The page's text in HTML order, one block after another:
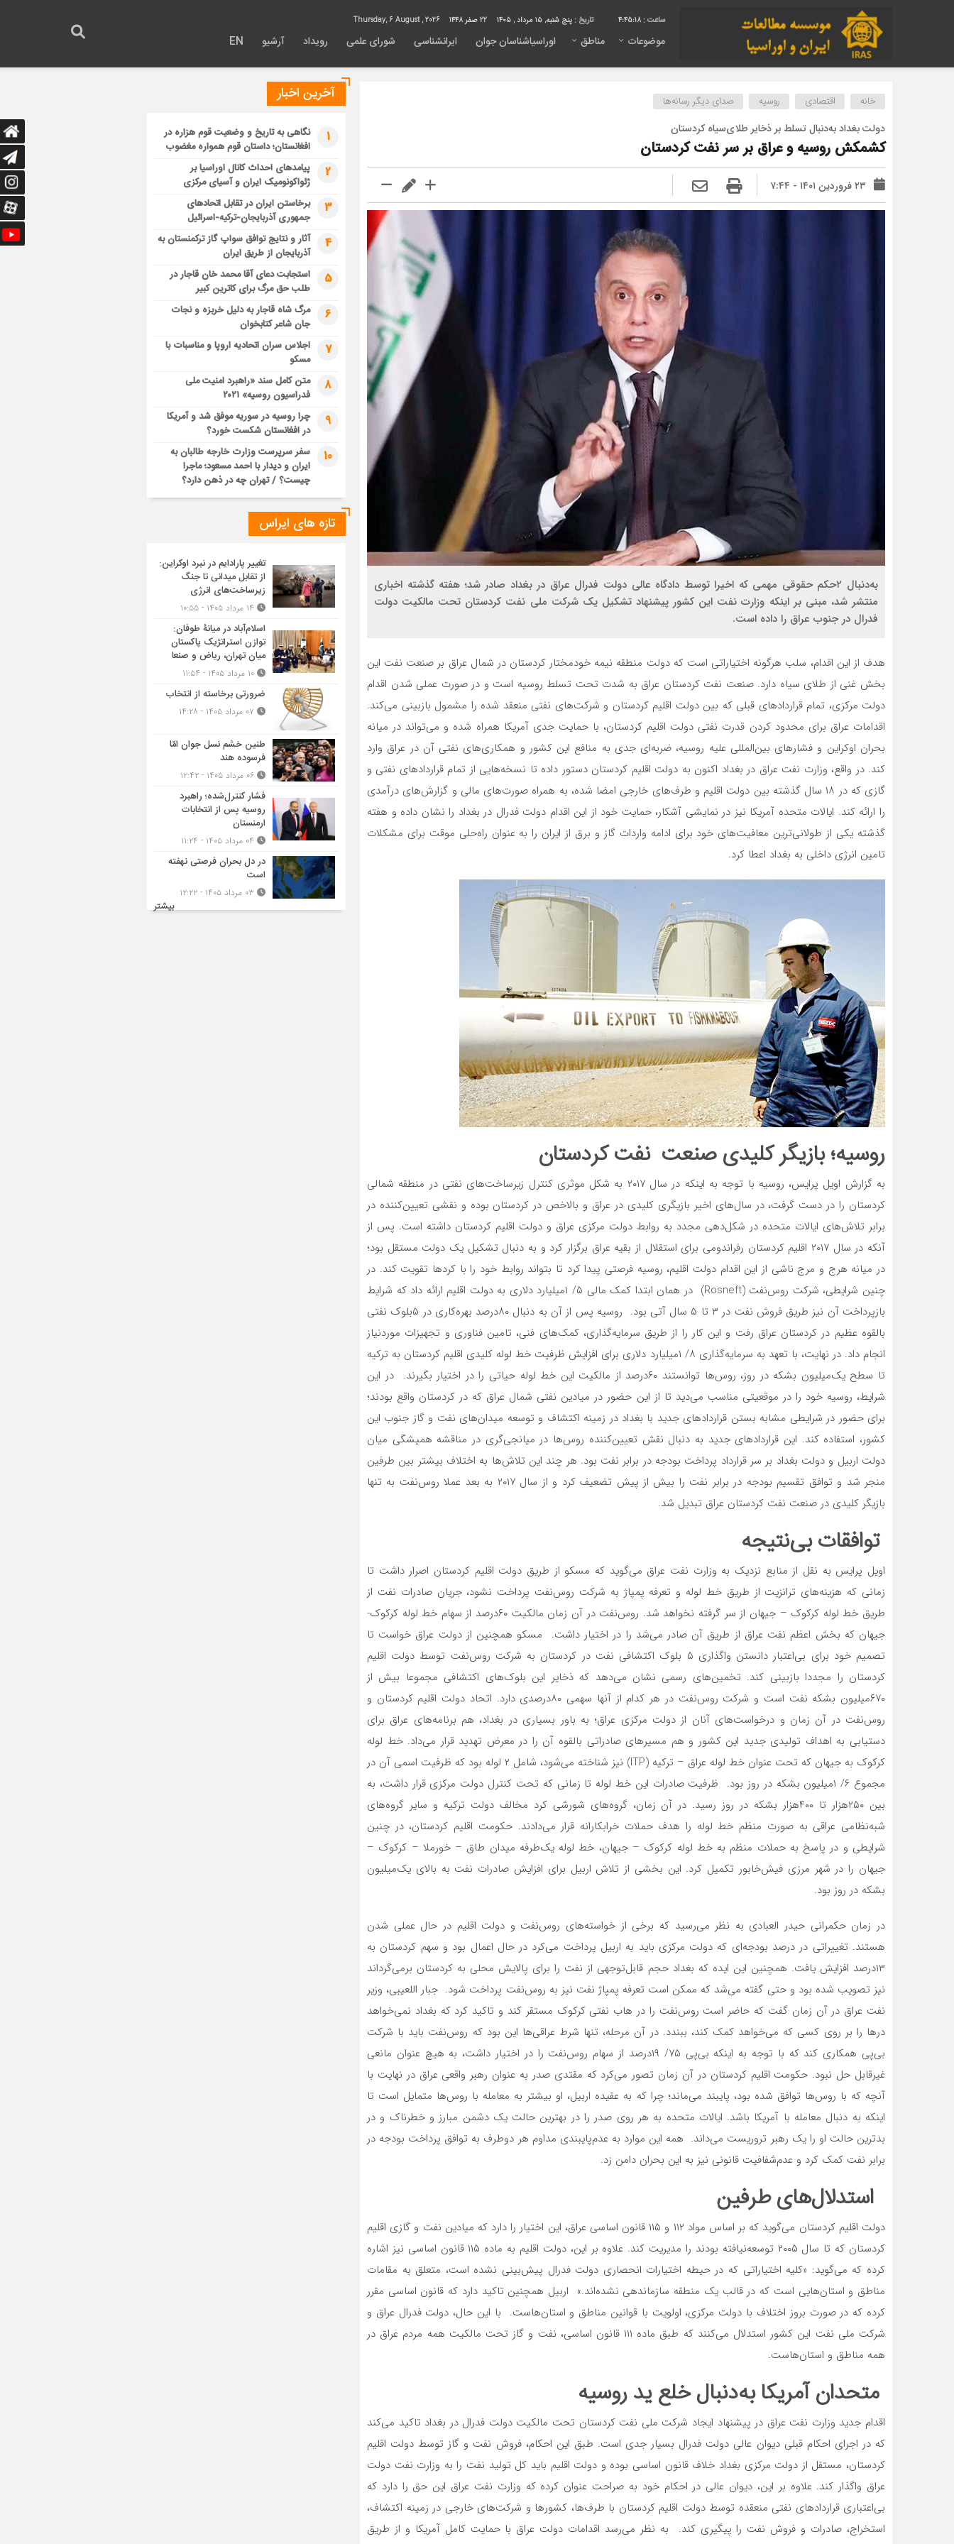
4:45:19 تاریخ : پنج شنبه, ۱۵ مرداد , ۱۴۰۵ 22 صفر 1448
موضوعات مناطق اوراسیاشناسان جوان ایرانشناسی شورای علمی رویداد آرشیو EN
خانه اقتصادی روسیه صدای دیگر رسانه‌ها
دولت بغداد به‌دنبال تسلط بر ذخایر طلای‌سیاه کردستان
کشمکش روسیه و عراق بر سر نفت کردستان
۲۳ فروردین ۱۴۰۱ - ۷:۴۴
به‌دنبال ۲حکم حقوقی مهمی که اخیرا توسط دادگاه عالی دولت فدرال عراق در بغداد صادر شد؛ هفته گذشته اخباری
منتشر شد، مبنی بر اینکه وزارت نفت این کشور پیشنهاد تشکیل یک شرکت ملی نفت کردستان تحت مالکیت دولت
فدرال در جنوب عراق را داده است.
هدف از این اقدام، سلب هرگونه اختیاراتی است که دولت منطقه نیمه خودمختار کردستان در شمال عراق بر صنعت نفت این
بخش غنی از طلای سیاه دارد. صنعت نفت کردستان عراق به شدت تحت تسلط روسیه است و در صورت عملی شدن اقدام
دولت مرکزی، تمام قراردادهای قبلی که بین دولت اقلیم کردستان و شرکت‌های نفتی منعقد شده را مشمول بازبینی می‌کند.
اقدامات عراق برای محدود کردن قدرت نفتی دولت اقلیم کردستان، با حمایت جدی آمریکا همراه شده و می‌تواند در میانه
بحران اوکراین و فشارهای بین‌المللی علیه روسیه، ضربه‌‌‌ای جدی به منافع این کشور و همکاری‌‌‌های نفتی آن در عراق وارد
کند. در واقع، وزارت نفت عراق در بغداد اکنون به دولت اقلیم کردستان دستور داده تا نسخه‌‌‌هایی از تمام قراردادهای نفتی و
گازی که در ۱۸ سال گذشته بین دولت اقلیم و طرف‌‌‌های خارجی امضا شده، به همراه صورت‌های مالی و گزارش‌های درآمدی
را ارائه کند. ایالات متحده آمریکا نیز در نمایشی آشکار، حمایت خود از این اقدام دولت فدرال در بغداد را نشان داده و هفته
گذشته یکی از طولانی‌‌‌ترین معافیت‌‌‌های خود برای ادامه واردات گاز و برق از ایران را به عنوان راه‌حلی موقت برای مشکلات
تامین انرژی داخلی به بغداد اعطا کرد.
روسیه؛ بازیگر کلیدی صنعت نفت کردستان
به گزارش اویل پرایس، روسیه با توجه به اینکه در سال ۲۰۱۷ به شکل موثری کنترل زیرساخت‌‌‌های نفتی در منطقه شمالی
کردستان را در دست گرفت، در سال‌های اخیر بازیگری کلیدی در عراق و بالاخص در کردستان بوده و نقشی تعیین‌کننده در
برابر تلاش‌‌‌های ایالات متحده در شکل‌دهی مجدد به روابط دولت مرکزی عراق و دولت اقلیم کردستان داشته است. پس از
آنکه در سال ۲۰۱۷ اقلیم کردستان رفراندومی برای استقلال از بقیه عراق برگزار کرد و به دنبال تشکیل یک دولت مستقل بود؛
در میانه هرج و مرج ناشی از این اقدام دولت اقلیم، روسیه فرصتی پیدا کرد تا بتواند روابط خود را با کردها تقویت کند. در
چنین شرایطی، شرکت روس‌‌‌نفت (Rosneft) در همان ابتدا کمک مالی ۵/ ۱‌میلیارد دلاری به دولت اقلیم ارائه داد که شرایط
بازپرداخت آن نیز طریق فروش نفت در ۳ تا ۵ سال آتی بود. روسیه پس از آن به دنبال ۸۰‌درصد بهره‌کاری در ۵بلوک نفتی
بالقوه عظیم در کردستان عراق رفت و این کار را از طریق سرمایه‌گذاری، کمک‌‌‌های فنی، تامین فناوری و تجهیزات موردنیاز
انجام داد. در نهایت، با تعهد به سرمایه‌گذاری ۸/ ۱‌میلیارد دلاری برای افزایش ظرفیت خط لوله کلیدی اقلیم کردستان به ترکیه
تا سطح یک‌میلیون بشکه در روز، روس‌‌‌ها توانستند ۶۰‌درصد از مالکیت این خط لوله حیاتی را در اختیار بگیرند. در این
شرایط، روسیه خود را در موقعیتی مناسب می‌‌‌دید تا از این حضور در میادین نفتی شمال عراق که در کردستان واقع بودند؛
برای حضور در شرایطی مشابه بستن قراردادهای جدید با بغداد در زمینه اکتشاف و توسعه میدان‌‌‌های نفت و گاز جنوب این
کشور، استفاده کند. این قراردادهای جدید به دنبال نقش تعیین‌‌‌کننده روس‌‌‌ها در میانجی‌گری در مناقشه همیشگی میان
دولت اربیل و دولت بغداد بر سر قرارداد پرداخت بودجه در برابر نفت بود. هر چند این تلاش‌‌‌ها به اختلاف بیشتر بین طرفین
منجر شد و توافق تقسیم بودجه در برابر نفت را بیش از پیش تضعیف کرد و از سال ۲۰۱۷ به بعد عملا روس‌‌‌نفت به تنها
بازیگر کلیدی در صنعت نفت کردستان عراق تبدیل شد.
توافقات بی‌‌‌نتیجه
اویل پرایس به نقل از منابع نزدیک به وزارت نفت عراق می‌‌‌گوید که مسکو از طریق دولت اقلیم کردستان اصرار داشت تا
زمانی که هزینه‌‌‌های ترانزیت از طریق خط لوله و تعرفه پمپاژ به شرکت روس‌‌‌نفت پرداخت نشود، جریان صادرات نفت از
طریق خط لوله کرکوک – جیهان از سر گرفته نخواهد شد. روس‌‌‌‌‌‌نفت در آن زمان مالکیت ۶۰‌درصد از سهام خط لوله کرکوک-
جیهان که بخش اعظم نفت عراق از طریق آن صادر می‌شد را در اختیار داشت. مسکو همچنین از دولت عراق خواست تا
تصمیم خود برای بی‌‌‌اعتبار دانستن واگذاری ۵ بلوک اکتشافی نفت در کردستان به شرکت روس‌‌‌نفت توسط دولت اقلیم
کردستان را مجددا بازبینی کند. تخمین‌‌‌های رسمی نشان می‌دهد که ذخایر این بلوک‌‌‌های اکتشافی مجموعا بیش از
۶۷۰‌میلیون بشکه نفت است و شرکت روس‌‌‌نفت در هر کدام از آنها سهمی ۸۰‌درصدی دارد. اتحاد دولت اقلیم کردستان و
روس‌‌‌نفت در آن زمان و درخواست‌‌‌های آنان از دولت مرکزی عراق؛ به باور بسیاری در بغداد، هم برنامه‌‌‌های عراق برای
دستیابی به اهداف تولیدی جدید این کشور و هم مسیرهای صادراتی بالقوه آن را در معرض تهدید قرار می‌‌‌داد. خط لوله
کرکوک به جیهان که تحت عنوان خط لوله عراق – ترکیه (ITP) نیز شناخته می‌شود، شامل ۲ لوله بود که ظرفیت اسمی آن در
مجموع ۶/ ۱‌میلیون بشکه در روز بود. ظرفیت صادرات این خط لوله تا زمانی که تحت کنترل دولت مرکزی قرار داشت، به
بین ۲۵۰‌هزار تا ۴۰۰‌هزار بشکه در روز رسید. در آن زمان، گروه‌‌‌های شورشی کرد مخالف دولت ترکیه و سایر گروه‌‌‌های
شبه‌نظامی عراقی به صورت منظم خط لوله را هدف حملات خرابکارانه قرار می‌‌‌دادند. حکومت اقلیم کردستان، در چنین
شرایطی و در پاسخ به حملات منظم به خط لوله کرکوک – جیهان، خط لوله یک‌طرفه میدان طاق – خورملا – کرکوک –
جیهان را در شهر مرزی فیش‌‌‌خابور تکمیل کرد. این بخشی از تلاش اربیل برای افزایش صادرات نفت به بالای یک‌میلیون
بشکه در روز بود.
در زمان حکمرانی حیدر العبادی به نظر می‌‌‌رسید که برخی از خواسته‌‌‌های روس‌‌‌نفت و دولت اقلیم در حال عملی شدن
هستند. تغییراتی در‌ درصد بودجه‌‌‌ای که دولت مرکزی باید به اربیل پرداخت می‌کرد در حال اعمال بود و سهم کردستان به
۱۳‌درصد افزایش یافت. همچنین این ایده که بغداد حجم قابل‌توجهی از نفت را برای پالایش محلی به کردستان برمی‌‌‌گرداند
نیز تصویب شده بود و حتی گفته می‌شد که ممکن است تعرفه پمپاژ نفت نیز به روس‌‌‌نفت پرداخت شود. جبار اللعیبی، وزیر
نفت عراق در آن زمان گفت که حاضر است روس‌‌‌نفت را در هاب نفتی کرکوک مستقر کند و تاکید کرد که بغداد نمی‌‌‌خواهد
درها را بر روی کسی که می‌‌‌خواهد کمک کند، ببندد. در آن مرحله، تنها شرط عراقی‌‌‌ها این بود که روس‌‌‌نفت باید با شرکت
بی‌‌‌پی همکاری کند که با توجه به اینکه بی‌‌‌پی ۷۵/ ۱۹‌درصد از سهام روس‌‌‌نفت را در اختیار داشت، به هیچ عنوان مانعی
غیرقابل حل نبود. حکومت اقلیم کردستان در آن زمان تصور می‌کرد که مقتدی صدر به عنوان رهبر واقعی عراق در نهایت با
آنچه که با روس‌‌‌ها توافق شده بود، پایبند می‌‌‌ماند؛ چرا که به عقیده اربیل، او بیشتر به معامله با روس‌‌‌ها متمایل است تا
اینکه به دنبال معامله با آمریکا باشد. ایالات متحده به هر روی صدر را در بهترین حالت یک دشمن مبارز و خطرناک و در
بدترین حالت او را یک رهبر تروریست می‌‌‌داند. همه این موارد به عدم‌پایبندی مداوم هر دوطرف به توافق پرداخت بودجه در
برابر نفت کمک کرد و عدم‌شفافیت قانونی نیز به این بحران دامن زد.
استدلال‌‌‌های طرفین
دولت اقلیم کردستان می‌‌‌گوید که بر اساس مواد ۱۱۲ و ۱۱۵ قانون اساسی عراق، این اختیار را دارد که میادین نفت و گازی اقلیم
کردستان که تا سال ۲۰۰۵ توسعه‌نیافته بودند را مدیریت کند. علاوه بر این، دولت اقلیم به ماده ۱۱۵ قانون اساسی نیز اشاره
کرده که می‌‌‌گوید: «کلیه اختیاراتی که در حیطه اختیارات انحصاری دولت فدرال پیش‌بینی نشده است، متعلق به مقامات
مناطق و استان‌‌‌هایی است که در قالب یک منطقه سازماندهی نشده‌‌‌اند.» اربیل همچنین تاکید دارد که قانون اساسی مقرر
کرده که در صورت بروز اختلاف با دولت مرکزی، اولویت با قوانین مناطق و استان‌‌‌هاست. با این حال، دولت فدرال عراق و
شرکت ملی نفت این کشور استدلال می‌کنند که طبق ماده ۱۱۱ قانون اساسی، نفت و گاز تحت مالکیت همه مردم عراق در
همه مناطق و استان‌‌‌هاست.
متحدان آمریکا به‌دنبال خلع ید روسیه
اقدام جدید وزارت نفت عراق در پیشنهاد ایجاد شرکت ملی نفت کردستان تحت مالکیت دولت فدرال در بغداد تاکید می‌کند
که در اجرای احکام قبلی دیوان عالی دولت فدرال بسیار جدی است. طبق این احکام، فروش نفت و گاز توسط دولت اقلیم
کردستان، مستقل از دولت مرکزی بغداد خلاف قانون اساسی بوده و دولت اقلیم باید کل تولید نفت را به وزارت نفت دولت
عراق واگذار کند. علاوه بر این، دیوان عالی در احکام خود به صراحت عنوان کرده که وزارت نفت عراق این حق را دارد که
بی‌‌‌اعتباری قراردادهای نفتی منعقده توسط دولت اقلیم کردستان با طرف‌‌‌ها، کشورها و شرکت‌های خارجی در زمینه اکتشاف،
استخراج، صادرات و فروش نفت را پیگیری کند. به نظر می‌رسد اقدامات دولت عراق با حمایت کامل آمریکا و از طریق
آخرین اخبار
1
نگاهی به تاریخ و وضعیت قوم هزاره در
افغانستان؛ داستان قوم همواره مغضوب
2
پیامدهای احداث کانال اوراسیا بر
ژئواکونومیک ایران و آسیای مرکزی
3
برخاستن ایران در تقابل اتحادهای
جمهوری آذربایجان-ترکیه-اسرائیل
4
آثار و نتایج توافق سواپ گاز ترکمنستان به
آذربایجان از طریق ایران
5
استجابت دعای آقا محمد خان قاجار در
طلب حق مرگ برای کاترین کبیر
6
مرگ شاه قاجار به دلیل خربزه و نجات
جان شاعر کتابخوان
7
اجلاس سران اتحادیه اروپا و مناسبات با
مسکو
8
متن کامل سند «راهبرد امنیت ملی
فدراسیون روسیه» ۲۰۲۱
9
چرا روسیه در سوریه موفق شد و آمریکا
در افغانستان شکست خورد؟
10
سفر سرپرست وزارت خارجه طالبان به
ایران و دیدار با احمد مسعود؛ ماجرا
چیست؟ / تهران چه در ذهن دارد؟
تازه های ایراس
تغییر پارادایم در نبرد اوکراین:
از تقابل میدانی تا جنگ
زیرساخت‌های انرژی
اسلام‌آباد در میانۀ طوفان:
توازن استراتژیک پاکستان
میان تهران، ریاض و صنعا
ضرورتی برخاسته از انتخاب
طنین خشم نسل جوان امّا
فرسوده هند
فشار کنترل‌شده؛ راهبرد
روسیه پس از انتخابات
ارمنستان
در دل بحران فرصتی نهفته
است
بیشتر